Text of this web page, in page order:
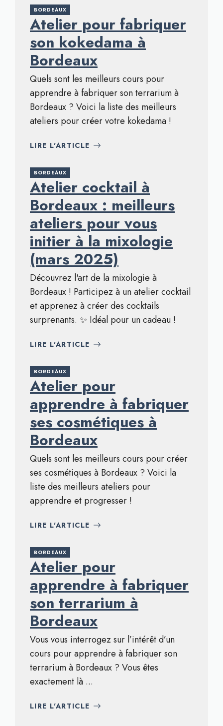
BORDEAUX
Atelier pour fabriquer
son kokedama à
Bordeaux
Quels sont les meilleurs cours pour
apprendre à fabriquer son terrarium à
Bordeaux ? Voici la liste des meilleurs
ateliers pour créer votre kokedama !
LIRE L'ARTICLE
BORDEAUX
Atelier cocktail à
Bordeaux : meilleurs
ateliers pour vous
initier à la mixologie
(mars 2025)
Découvrez l'art de la mixologie à
Bordeaux ! Participez à un atelier cocktail
et apprenez à créer des cocktails
surprenants. ✨ Idéal pour un cadeau !
LIRE L'ARTICLE
BORDEAUX
Atelier pour
apprendre à fabriquer
ses cosmétiques à
Bordeaux
Quels sont les meilleurs cours pour créer
ses cosmétiques à Bordeaux ? Voici la
liste des meilleurs ateliers pour
apprendre et progresser !
LIRE L'ARTICLE
BORDEAUX
Atelier pour
apprendre à fabriquer
son terrarium à
Bordeaux
Vous vous interrogez sur l’intérêt d’un
cours pour apprendre à fabriquer son
terrarium à Bordeaux ? Vous êtes
exactement là ...
LIRE L'ARTICLE